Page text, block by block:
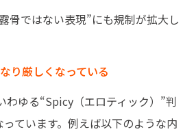
骨ではない表現”にも規制が拡大し
り厳しくなっている
わゆる“Spicy（エロティック）”判
ています。例えば以下のような内